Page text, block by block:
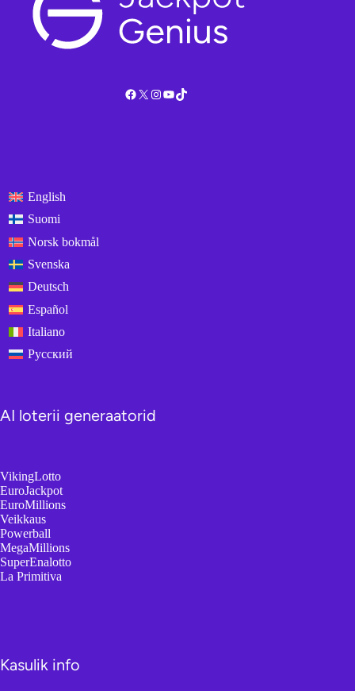
Facebook
X Instagram
YouTube
TikTok
English
Suomi
Norsk bokmål
Svenska
Deutsch
Español
Italiano
Русский
AI loterii generaatorid
VikingLotto
EuroJackpot
EuroMillions
Veikkaus
Powerball
MegaMillions
SuperEnalotto
La Primitiva
Kasulik info